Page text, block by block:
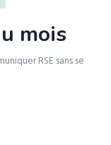
mois
RSE sans se